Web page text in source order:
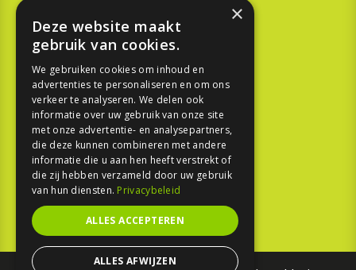
KOOPGIDS
TESTEN
SPORT
REPORTAGE
TOUREN
NIEUWSBRIEF
×
Deze website maakt
gebruik van cookies.
We gebruiken cookies om inhoud en
advertenties te personaliseren en om ons
verkeer te analyseren. We delen ook
informatie over uw gebruik van onze site
met onze advertentie- en analysepartners,
die deze kunnen combineren met andere
informatie die u aan hen heeft verstrekt of
die zij hebben verzameld door uw gebruik
van hun diensten. Privacybeleid
ALLES ACCEPTEREN
ALLES AFWIJZEN